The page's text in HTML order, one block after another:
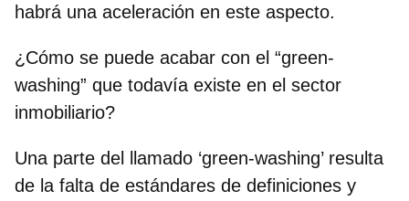
habrá una aceleración en este aspecto.
¿Cómo se puede acabar con el “green-
washing” que todavía existe en el sector
inmobiliario?
Una parte del llamado ‘green-washing’ resulta
de la falta de estándares de definiciones y